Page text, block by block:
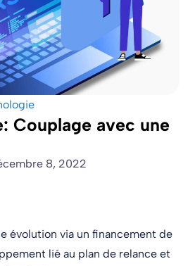
Couplage avec une
8, 2022
évolution via un financement de
lié au plan de relance et